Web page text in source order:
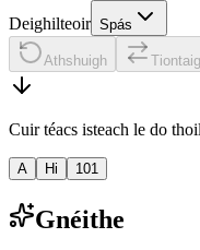
Deighilteoir Spás
Athshuigh
Cuir téacs isteach le do thoil
A Hi 101
Gnéithe